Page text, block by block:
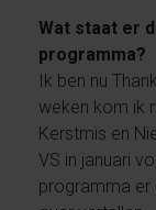
Wat staat er
programma?
Ik ben nu
weken kom ik
Kerstmis en
VS in januari
programma er